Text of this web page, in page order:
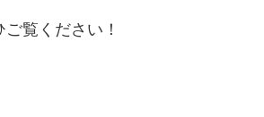
覧ください！